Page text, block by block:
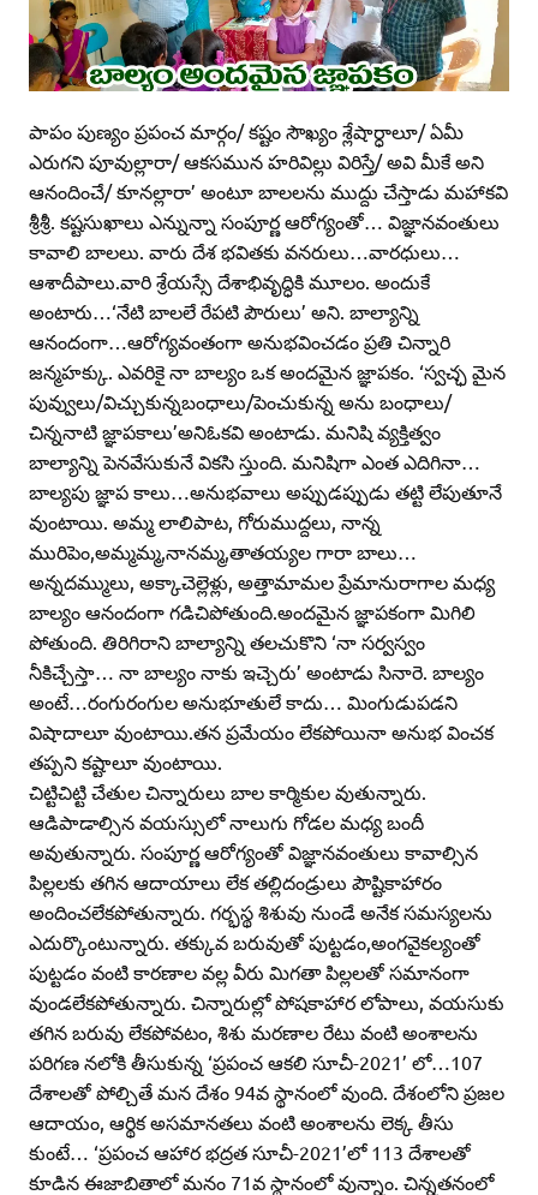
పాపం పుణ్యం ప్రపంచ మార్గం/ కష్టం సౌఖ్యం శ్లేషార్ధాలూ/ ఏమీ
ఎరుగని పూవుల్లారా/ ఆకసమున హరివిల్లు విరిస్తే/ అవి మీకే అని
ఆనందించే/ కూనల్లారా’ అంటూ బాలలను ముద్దు చేస్తాడు మహాకవి
శ్రీశ్రీ. కష్టసుఖాలు ఎన్నున్నా సంపూర్ణ ఆరోగ్యంతో… విజ్ఞానవంతులు
కావాలి బాలలు. వారు దేశ భవితకు వనరులు…వారధులు…
ఆశాదీపాలు.వారి శ్రేయస్సే దేశాభివృద్ధికి మూలం. అందుకే
అంటారు…‘నేటి బాలలే రేపటి పౌరులు’ అని. బాల్యాన్ని
ఆనందంగా…ఆరోగ్యవంతంగా అనుభవించడం ప్రతి చిన్నారి
జన్మహక్కు. ఎవరికై నా బాల్యం ఒక అందమైన జ్ఞాపకం. ‘స్వచ్ఛ మైన
పువ్వులు/విచ్చుకున్నబంధాలు/పెంచుకున్న అను బంధాలు/
చిన్ననాటి జ్ఞాపకాలు’అనిఓకవి అంటాడు. మనిషి వ్యక్తిత్వం
బాల్యాన్ని పెనవేసుకునే వికసి స్తుంది. మనిషిగా ఎంత ఎదిగినా…
బాల్యపు జ్ఞాప కాలు…అనుభవాలు అప్పుడప్పుడు తట్టి లేపుతూనే
వుంటాయి. అమ్మ లాలిపాట, గోరుముద్దలు, నాన్న
మురిపెం,అమ్మమ్మ,నానమ్మ,తాతయ్యల గారా బాలు…
అన్నదమ్ములు, అక్కాచెల్లెళ్లు, అత్తామామల ప్రేమానురాగాల మధ్య
బాల్యం ఆనందంగా గడిచిపోతుంది.అందమైన జ్ఞాపకంగా మిగిలి
పోతుంది. తిరిగిరాని బాల్యాన్ని తలచుకొని ‘నా సర్వస్వం
నీకిచ్చేస్తా… నా బాల్యం నాకు ఇచ్చెరు’ అంటాడు సినారె. బాల్యం
అంటే…రంగురంగుల అనుభూతులే కాదు… మింగుడుపడని
విషాదాలూ వుంటాయి.తన ప్రమేయం లేకపోయినా అనుభ వించక
తప్పని కష్టాలూ వుంటాయి.
చిట్టిచిట్టి చేతుల చిన్నారులు బాల కార్మికుల వుతున్నారు.
ఆడిపాడాల్సిన వయస్సులో నాలుగు గోడల మధ్య బందీ
అవుతున్నారు. సంపూర్ణ ఆరోగ్యంతో విజ్ఞానవంతులు కావాల్సిన
పిల్లలకు తగిన ఆదాయాలు లేక తల్లిదండ్రులు పౌష్టికాహారం
అందించలేకపోతున్నారు. గర్భస్థ శిశువు నుండే అనేక సమస్యలను
ఎదుర్కొంటున్నారు. తక్కువ బరువుతో పుట్టడం,అంగవైకల్యంతో
పుట్టడం వంటి కారణాల వల్ల వీరు మిగతా పిల్లలతో సమానంగా
వుండలేకపోతున్నారు. చిన్నారుల్లో పోషకాహార లోపాలు, వయసుకు
తగిన బరువు లేకపోవటం, శిశు మరణాల రేటు వంటి అంశాలను
పరిగణ నలోకి తీసుకున్న ‘ప్రపంచ ఆకలి సూచీ-2021’ లో…107
దేశాలతో పోల్చితే మన దేశం 94వ స్థానంలో వుంది. దేశంలోని ప్రజల
ఆదాయం, ఆర్థిక అసమానతలు వంటి అంశాలను లెక్క తీసు
కుంటే… ‘ప్రపంచ ఆహార భద్రత సూచీ-2021’లో 113 దేశాలతో
కూడిన ఈజాబితాలో మనం 71వ స్థానంలో వున్నాం. చిన్నతనంలో